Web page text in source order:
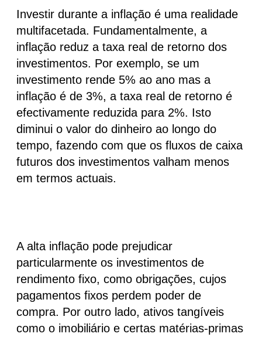
Investir durante a inflação é uma realidade
multifacetada. Fundamentalmente, a
inflação reduz a taxa real de retorno dos
investimentos. Por exemplo, se um
investimento rende 5% ao ano mas a
inflação é de 3%, a taxa real de retorno é
efectivamente reduzida para 2%. Isto
diminui o valor do dinheiro ao longo do
tempo, fazendo com que os fluxos de caixa
futuros dos investimentos valham menos
em termos actuais.
A alta inflação pode prejudicar
particularmente os investimentos de
rendimento fixo, como obrigações, cujos
pagamentos fixos perdem poder de
compra. Por outro lado, ativos tangíveis
como o imobiliário e certas matérias-primas